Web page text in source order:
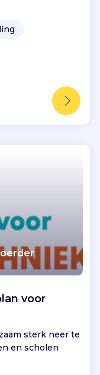
voor
sterk neer te
en scholen